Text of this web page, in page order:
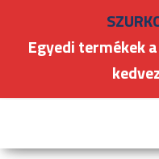
Egyedi termékek